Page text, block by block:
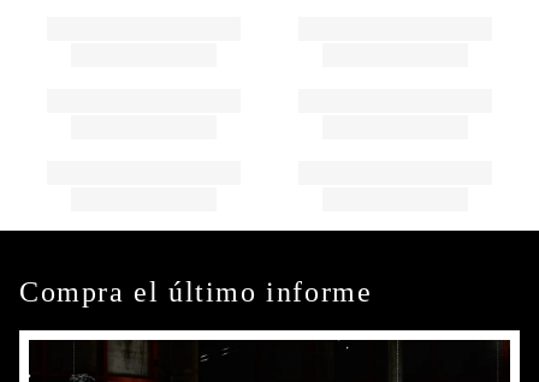
Compra el último informe